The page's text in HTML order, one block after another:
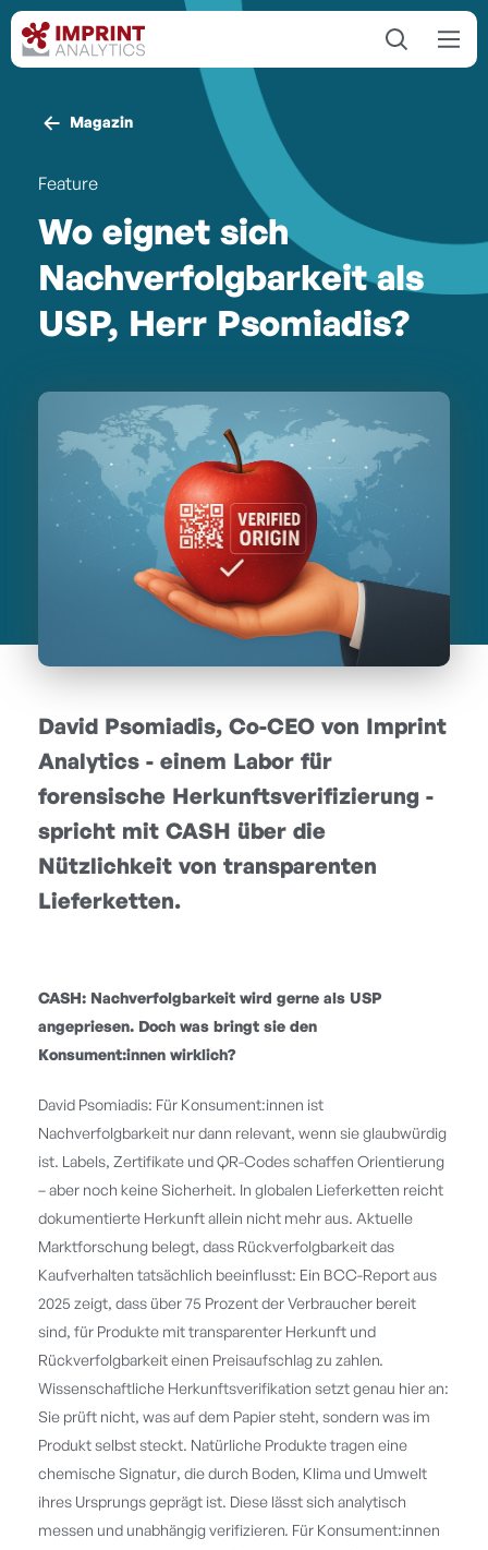
Magazin
Feature
Wo eignet sich
Nachverfolgbarkeit als
USP, Herr Psomiadis?
David Psomiadis, Co-CEO von Imprint
Analytics - einem Labor für
forensische Herkunftsverifizierung -
spricht mit CASH über die
Nützlichkeit von transparenten
Lieferketten.
CASH: Nachverfolgbarkeit wird gerne als USP
angepriesen. Doch was bringt sie den
Konsument:innen wirklich?
David Psomiadis: Für Konsument:innen ist
Nachverfolgbarkeit nur dann relevant, wenn sie glaubwürdig
ist. Labels, Zertifikate und QR-Codes schaffen Orientierung
– aber noch keine Sicherheit. In globalen Lieferketten reicht
dokumentierte Herkunft allein nicht mehr aus. Aktuelle
Marktforschung belegt, dass Rückverfolgbarkeit das
Kaufverhalten tatsächlich beeinflusst: Ein BCC-Report aus
2025 zeigt, dass über 75 Prozent der Verbraucher bereit
sind, für Produkte mit transparenter Herkunft und
Rückverfolgbarkeit einen Preisaufschlag zu zahlen.
Wissenschaftliche Herkunftsverifikation setzt genau hier an:
Sie prüft nicht, was auf dem Papier steht, sondern was im
Produkt selbst steckt. Natürliche Produkte tragen eine
chemische Signatur, die durch Boden, Klima und Umwelt
ihres Ursprungs geprägt ist. Diese lässt sich analytisch
messen und unabhängig verifizieren. Für Konsument:innen